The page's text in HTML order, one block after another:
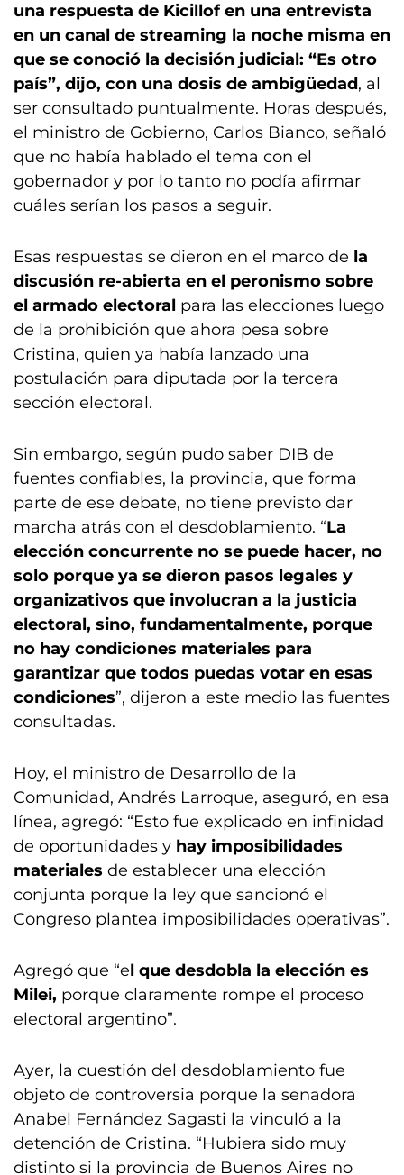
una respuesta de Kicillof en una entrevista
en un canal de streaming la noche misma en
que se conoció la decisión judicial: “Es otro
país”, dijo, con una dosis de ambigüedad, al
ser consultado puntualmente. Horas después,
el ministro de Gobierno, Carlos Bianco, señaló
que no había hablado el tema con el
gobernador y por lo tanto no podía afirmar
cuáles serían los pasos a seguir.
Esas respuestas se dieron en el marco de la
discusión re-abierta en el peronismo sobre
el armado electoral para las elecciones luego
de la prohibición que ahora pesa sobre
Cristina, quien ya había lanzado una
postulación para diputada por la tercera
sección electoral.
Sin embargo, según pudo saber DIB de
fuentes confiables, la provincia, que forma
parte de ese debate, no tiene previsto dar
marcha atrás con el desdoblamiento. “La
elección concurrente no se puede hacer, no
solo porque ya se dieron pasos legales y
organizativos que involucran a la justicia
electoral, sino, fundamentalmente, porque
no hay condiciones materiales para
garantizar que todos puedas votar en esas
condiciones”, dijeron a este medio las fuentes
consultadas.
Hoy, el ministro de Desarrollo de la
Comunidad, Andrés Larroque, aseguró, en esa
línea, agregó: “Esto fue explicado en infinidad
de oportunidades y hay imposibilidades
materiales de establecer una elección
conjunta porque la ley que sancionó el
Congreso plantea imposibilidades operativas”.
Agregó que “el que desdobla la elección es
Milei, porque claramente rompe el proceso
electoral argentino”.
Ayer, la cuestión del desdoblamiento fue
objeto de controversia porque la senadora
Anabel Fernández Sagasti la vinculó a la
detención de Cristina. “Hubiera sido muy
distinto si la provincia de Buenos Aires no